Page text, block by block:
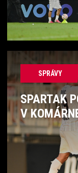
SPRÁVY
SPARTAK
V